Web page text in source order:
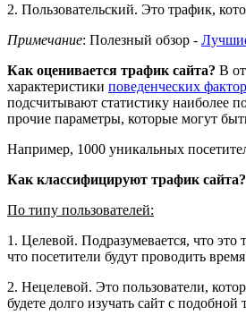
2. Пользовательский. Это трафик,
Примечание: Полезный обзор -
Как оценивается трафик сайта? В
характеристики поведенческих
подсчитывают статистику наиболее
прочие параметры, которые могут
Например, 1000 уникальных
Как классифицируют трафик сайта?
По типу пользователей:
1. Целевой. Подразумевается, что это
что посетители будут проводить
2. Нецелевой. Это пользователи,
будете долго изучать сайт с